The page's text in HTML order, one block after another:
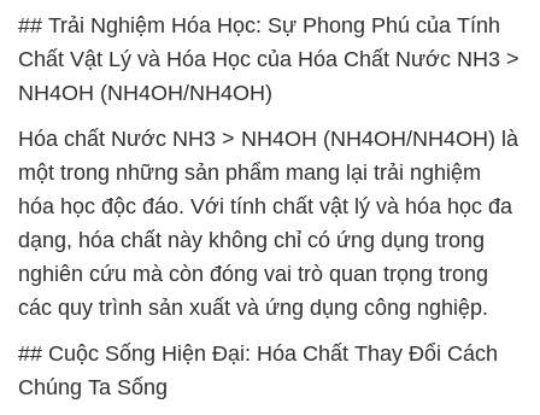
## Trải Nghiệm Hóa Học: Sự Phong Phú của Tính
Chất Vật Lý và Hóa Học của Hóa Chất Nước NH3 >
NH4OH (NH4OH/NH4OH)
Hóa chất Nước NH3 > NH4OH (NH4OH/NH4OH) là
một trong những sản phẩm mang lại trải nghiệm
hóa học độc đáo. Với tính chất vật lý và hóa học đa
dạng, hóa chất này không chỉ có ứng dụng trong
nghiên cứu mà còn đóng vai trò quan trọng trong
các quy trình sản xuất và ứng dụng công nghiệp.
## Cuộc Sống Hiện Đại: Hóa Chất Thay Đổi Cách
Chúng Ta Sống